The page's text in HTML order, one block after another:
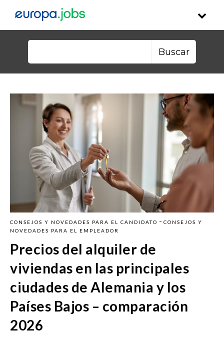
CONSEJOS Y NOVEDADES PARA EL CANDIDATO - CONSEJOS Y
NOVEDADES PARA EL EMPLEADOR
Precios del alquiler de
viviendas en las principales
ciudades de Alemania y los
Países Bajos – comparación
2026